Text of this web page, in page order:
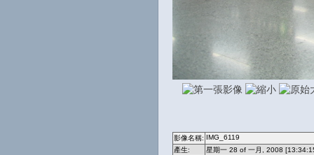
影像名稱:
IMG_6119
產生:
星期一 28 of 一月, 2008